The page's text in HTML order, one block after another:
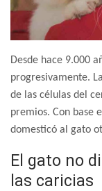
Desde hace 9.000
progresivamente.
de las células del
premios. Con base
domesticó al gato
El gato no
las caricias